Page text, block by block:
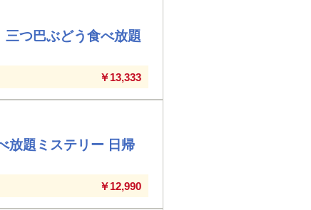
三つ巴ぶどう食べ放題
￥13,333
放題ミステリー 日帰
￥12,990